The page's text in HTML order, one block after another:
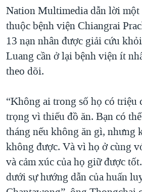
Nation Multimedia dẫn lời một
thuộc bệnh viện Chiangrai
13 nạn nhân được giải cứu
Luang cần ở lại bệnh viện ít
theo dõi.
“Không ai trong số họ có triệu
trọng vì thiếu đồ ăn. Bạn có
tháng nếu không ăn gì, nhưng
không được. Và vì họ ở cùng
và cảm xúc của họ giữ được
dưới sự hướng dẫn của huấn